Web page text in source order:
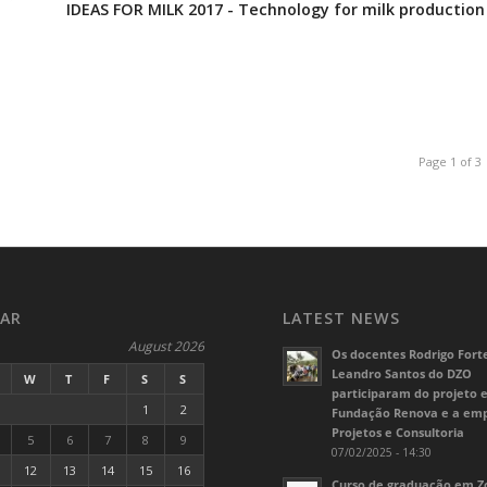
IDEAS FOR MILK 2017 - Technology for milk production
Page 1 of 3
August 2026
W T F S
S
1
2
5
6 7 8
9
12
13 14 15 16
LATEST NEWS
Os docentes Rodrigo
Leandro Santos do DZO
participaram do projeto
Fundação Renova e a
Projetos e Consultoria
07/02/2025 - 14:30